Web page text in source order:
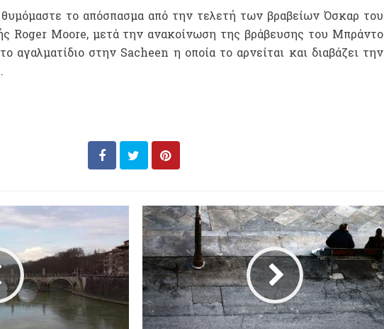
το απόσπασμα από την τελετή των βραβείων Όσκαρ του
Roger Moore, μετά την ανακοίνωση της βράβευσης του Μπράντο
αγαλματίδιο στην Sacheen η οποία το αρνείται και διαβάζει την